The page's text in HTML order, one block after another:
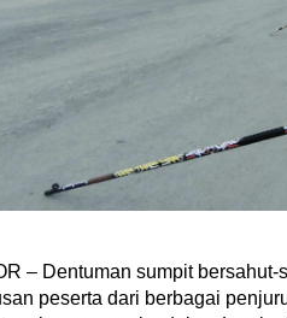
– Dentuman sumpit
peserta dari berbagai